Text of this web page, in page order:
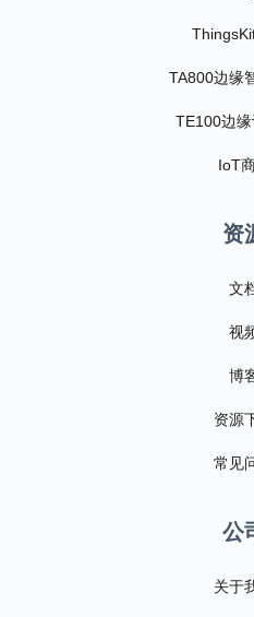
TA800边缘
TE100边
IoT
资
文
视
博
资源
常见
公
关于